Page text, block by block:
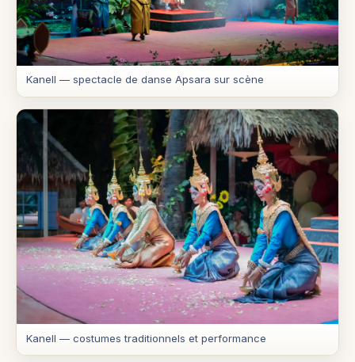
Kanell — spectacle de danse Apsara sur scène
Kanell — costumes traditionnels et performance